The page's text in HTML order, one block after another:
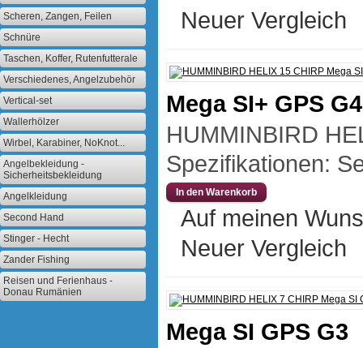
Scheren, Zangen, Feilen
Schnüre
Taschen, Koffer, Rutenfutterale
Verschiedenes, Angelzubehör
Vertical-set
Wallerhölzer
Wirbel, Karabiner, NoKnot...
Angelbekleidung -
Sicherheitsbekleidung
Angelkleidung
Second Hand
Stinger - Hecht
Zander Fishing
Reisen und Ferienhaus -
Donau Rumänien
Neuer Vergleich
Mega SI+ GPS
HUMMINBIRD
Spezifikationen:
Auf meinen
Neuer Vergleich
Mega SI GPS G3